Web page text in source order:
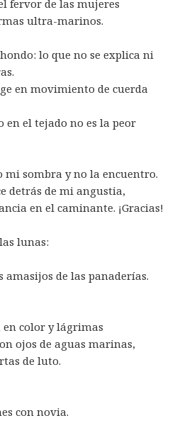
fervor de las mujeres
ultra-marinos.
lo que no se explica ni
en movimiento de cuerda
en el tejado no es la peor
mi sombra y no la encuentro.
detrás de mi angustia,
en el caminante. ¡Gracias!
lunas:
amasijos de las panaderías.
en color y lágrimas
ojos de aguas marinas,
de luto.
con novia.